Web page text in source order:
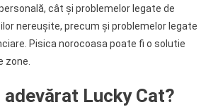
cât și problemelor legate de
nereușite, precum și problemelor legate
Pisica norocoasa poate fi o solutie
zone.
adevărat Lucky Cat?